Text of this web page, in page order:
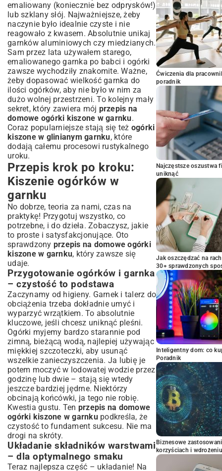
emaliowany (koniecznie bez odprysków!)
lub szklany słój. Najważniejsze, żeby
naczynie było idealnie czyste i nie
reagowało z kwasem. Absolutnie unikaj
garnków aluminiowych czy miedzianych.
Sam przez lata używałem starego,
emaliowanego garnka po babci i ogórki
zawsze wychodziły znakomite. Ważne,
żeby dopasować wielkość garnka do
ilości ogórków, aby nie było w nim za
dużo wolnej przestrzeni. To kolejny mały
sekret, który zawiera mój przepis na
domowe ogórki kiszone w garnku.
Coraz popularniejsze stają się też ogórki
kiszone w glinianym garnku, które
dodają całemu procesowi rustykalnego
uroku.
Przepis krok po kroku:
Kiszenie ogórków w
garnku
No dobrze, teoria za nami, czas na
praktykę! Przygotuj wszystko, co
potrzebne, i do dzieła. Zobaczysz, jakie
to proste i satysfakcjonujące. Oto
sprawdzony przepis na domowe ogórki
kiszone w garnku, który zawsze się
udaje.
Przygotowanie ogórków i garnka
– czystość to podstawa
Zaczynamy od higieny. Garnek i talerz do
obciążenia trzeba dokładnie umyć i
wyparzyć wrzątkiem. To absolutnie
kluczowe, jeśli chcesz uniknąć pleśni.
Ogórki myjemy bardzo starannie pod
zimną, bieżącą wodą, najlepiej używając
miękkiej szczoteczki, aby usunąć
wszelkie zanieczyszczenia. Ja lubię je
potem moczyć w lodowatej wodzie przez
godzinę lub dwie – stają się wtedy
jeszcze bardziej jędrne. Niektórzy
obcinają końcówki, ja tego nie robię.
Kwestia gustu. Ten przepis na domowe
ogórki kiszone w garnkupodkreśla, że
czystość to fundament sukcesu. Nie ma
drogi na skróty.
Układanie składników warstwami
– dla optymalnego smaku
Teraz najlepsza część – układanie! Na
Ćwiczenia dla
poradnik
Najczęstsze oszustwa
uniknąć
Jak oszczędzać na
30+ sprawdzonych
Inteligentny dom: co
Poradnik
Biznesowe
korzyściach i wdrożeniu